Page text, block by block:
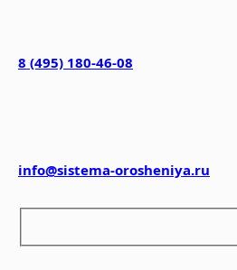
8 (495) 180-46-08
info@sistema-orosheniya.ru